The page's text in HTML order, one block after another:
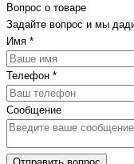
Вопрос о товаре
Задайте вопрос и мы
Имя *
Телефон *
Сообщение